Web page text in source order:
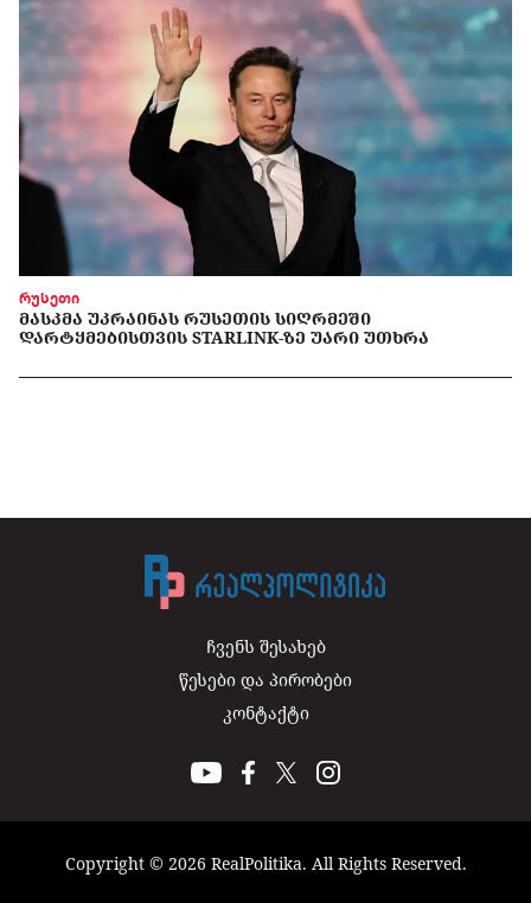
რუსეთი
ᲛᲐᲡᲙᲛᲐ ᲣᲙᲠᲐᲘᲜᲐᲡ ᲠᲣᲡᲔᲗᲘᲡ ᲡᲘᲦᲠᲛᲔᲨᲘ
ᲓᲐᲠᲢᲧᲛᲔᲑᲘᲡᲗᲕᲘᲡ STARLINK-ᲖᲔ ᲣᲐᲠᲘ ᲣᲗᲮᲠᲐ
ჩვენს შესახებ
წესები და პირობები
კონტაქტი
Copyright © 2026 RealPolitika. All Rights Reserved.